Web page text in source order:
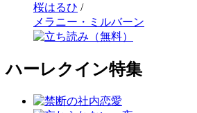
桜はるひ /
メラニー・ミルバーン
ハーレクイン特集